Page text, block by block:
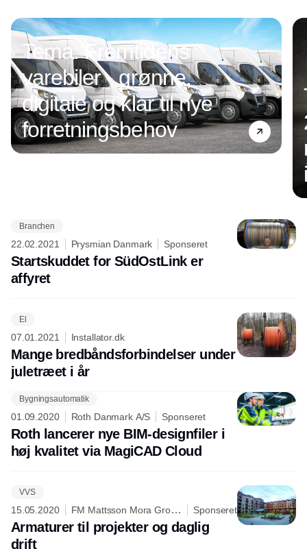
Tema: Fremtidens
varebiler - grønne,
digitale og klar til nye
forretningsbehov
Branchen
22.02.2021 Prysmian Danmark Sponseret
Startskuddet for SüdOstLink er
affyret
El
07.01.2021 Installator.dk
Mange bredbåndsforbindelser under
juletræet i år
Bygningsautomatik
01.09.2020 Roth Danmark A/S Sponseret
Roth lancerer nye BIM-designfiler i
høj kvalitet via MagiCAD Cloud
VVS
15.05.2020
FM Mattsson Mora Group
Danmark ApS
Sponseret
Armaturer til projekter og daglig
drift